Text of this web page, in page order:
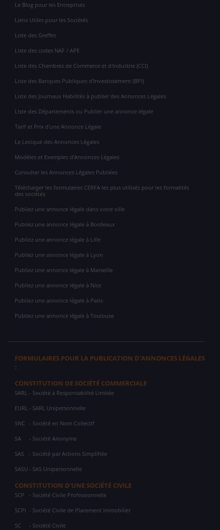
Le Blog pour les Entreprises
Liens Utiles pour les Sociétés
Liste des Greffes
Liste des codes NAF / APE
Liste des Chambres de Commerce et d'Industrie (CCI)
Liste des Banques Publiques d'Investissement (BPI)
Liste des Journaux Habilités à publier des Annonces Légales
Liste des Départements ou Publier une annonce légale
Tarif et Prix d'une Annonce Légale
Le Lexique des Annonces Légales
Modèles et Exemples d'Annonces Légales
Consulter les Annonces Légales Publiées
Télécharger les formulaires CERFA les plus utilisés pour les formalités
des sociétés
Publiez une annonce légale dans votre ville
Publiez une annonce légale à Bordeaux
Publiez une annonce légale à Lille
Publiez une annonce légale à Lyon
Publiez une annonce légale à Marseille
Publiez une annonce légale à Nice
Publiez une annonce légale à Paris
Publiez une annonce légale à Toulouse
FORMULAIRES POUR LA PUBLICATION D'ANNONCES LÉGALES
:
CONSTITUTION DE SOCIÉTÉ COMMERCIALE
SARL - Société à Responsabilité Limitée
EURL - SARL Unipersonnelle
SNC - Société en Nom Collectif
SA - Société Anonyme
SAS - Société par Actions Simplifiée
SASU - SAS Unipersonnelle
CONSTITUTION D'UNE SOCIÉTÉ CIVILE
SCP - Société Civile Professionnelle
SCPI - Société Civile de Placement Immobilier
SC - Société Civile